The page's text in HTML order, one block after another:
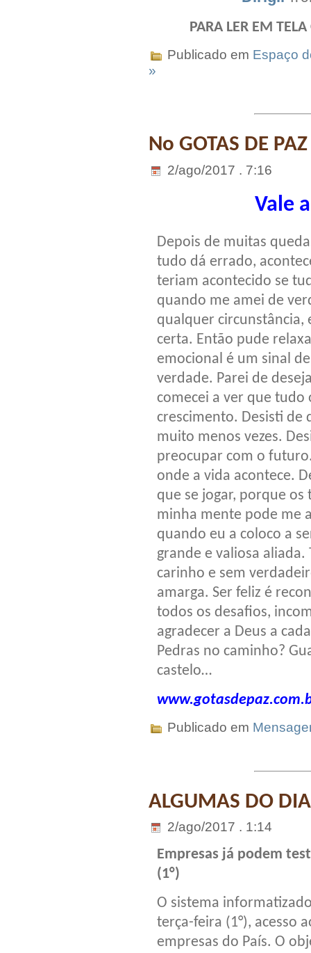
PARA LER EM
Publicado em Espaço
»
No GOTAS DE PAZ
2/ago/2017 . 7:16
Vale
Depois de muitas
tudo dá errado,
teriam acontecido se
quando me amei de
qualquer circunstância,
certa. Então pude
emocional é um sinal
verdade. Parei de
comecei a ver que
crescimento. Desisti de
muito menos vezes.
preocupar com o
onde a vida acontece.
que se jogar, porque os
minha mente pode me
quando eu a coloco a
grande e valiosa
carinho e sem
amarga. Ser feliz é
todos os desafios,
agradecer a Deus a
Pedras no caminho?
castelo…
Publicado em
ALGUMAS DO DIA
2/ago/2017 . 1:14
Empresas já podem
(1°)
O sistema
terça-feira (1°), acesso
empresas do País. O